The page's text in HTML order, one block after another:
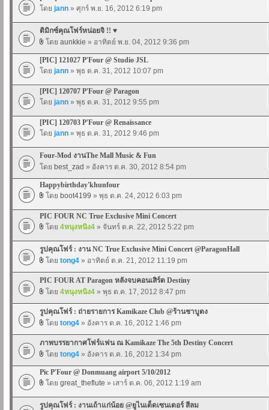
โดย jann » ศุกร์ พ.ย. 16, 2012 6:19 pm
ติมิกซ์คุณโฟร์หน่อยจิ !! ♥
โดย aunkkie » อาทิตย์ พ.ย. 04, 2012 9:36 pm
[PIC] 121027 P'Four @ Studio JSL
โดย jann » พุธ ต.ค. 31, 2012 10:07 pm
[PIC] 120707 P'Four @ Paragon
โดย jann » พุธ ต.ค. 31, 2012 9:55 pm
[PIC] 120703 P'Four @ Renaissance
โดย jann » พุธ ต.ค. 31, 2012 9:46 pm
Four-Mod งานThe Mall Music & Fun
โดย best_zad » อังคาร ต.ค. 30, 2012 8:54 pm
Happybirthday'khunfour
โดย boot4199 » พุธ ต.ค. 24, 2012 6:03 pm
PIC FOUR NC True Exclusive Mini Concert
โดย 4หนุงหนิง4 » จันทร์ ต.ค. 22, 2012 5:22 pm
รูปคุณโฟร์ : งาน NC True Exclusive Mini Concert @ParagonHall
โดย tong4 » อาทิตย์ ต.ค. 21, 2012 11:19 pm
PIC FOUR AT Paragon หลังจบคอนเสิร์ต Destiny
โดย 4หนุงหนิง4 » พุธ ต.ค. 17, 2012 8:47 pm
รูปคุณโฟร์ : ถ่ายรายการ Kamikaze Club @ร้านชาบูตง
โดย tong4 » อังคาร ต.ค. 16, 2012 1:46 pm
ภาพบรรยากาศโฟร์แฟน ณ Kamikaze The 5th Destiny Concert
โดย tong4 » อังคาร ต.ค. 16, 2012 1:34 pm
Pic P'Four @ Donmuang airport 5/10/2012
โดย great_theflute » เสาร์ ต.ค. 06, 2012 1:19 am
รูปคุณโฟร์ : งานเถ้าแก่น้อย @ยูไนเต็ดเซนเตอร์ สีลม